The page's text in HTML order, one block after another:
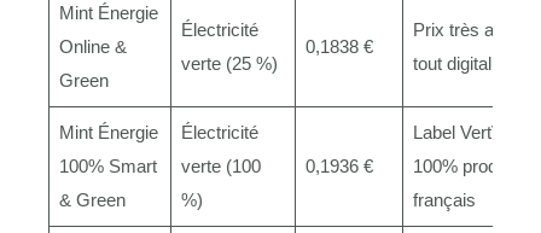
Mint Énergie
Online &
Green
Électricité
verte (25 %)
0,1838 €
Prix très
tout digital
Mint Énergie
100% Smart
& Green
Électricité
verte (100
%)
0,1936 €
Label VertVolt,
100%
français